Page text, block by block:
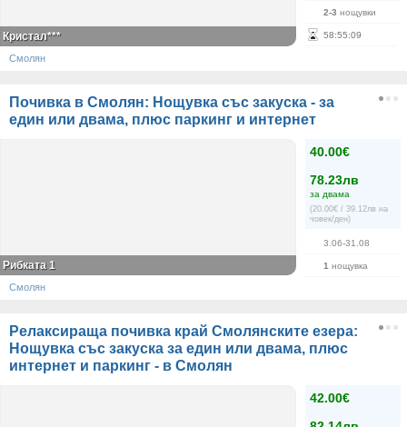
2-3 нощувки
58:55:09
Кристал***
Смолян
Почивка в Смолян: Нощувка със закуска - за
един или двама, плюс паркинг и интернет
40.00€
78.23лв
за двама
(20.00€ / 39.12лв на
човек/ден)
3.06-31.08
1 нощувка
Рибката 1
Смолян
Релаксираща почивка край Смолянските езера:
Нощувка със закуска за един или двама, плюс
интернет и паркинг - в Смолян
42.00€